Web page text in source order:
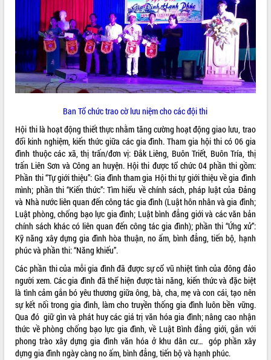
ĐIỂM TIN VĂN BẢN
QUY HOẠCH - KẾ HOẠCH
VIDEO
Không có file video nào để phát.
ALBUM ẢNH
Ban Tổ chức trao cờ lưu niệm cho các đội thi
Hội thi là hoạt động thiết thực nhằm tăng cường hoạt động giao lưu, trao
đổi kinh nghiệm, kiến thức giữa các gia đình. Tham gia hội thi có 06 gia
đình thuộc các xã, thị trấn/đơn vị: Đắk Liêng, Buôn Triết, Buôn Tría, thị
trấn Liên Sơn và Công an huyện. Hội thi được tổ chức 04 phần thi gồm:
Phần thi “Tự giới thiệu”: Gia đình tham gia Hội thi tự giới thiệu về gia đình
mình; phần thi “Kiến thức”: Tìm hiểu về chính sách, pháp luật của Đảng
và Nhà nước liên quan đến công tác gia đình (Luật hôn nhân và gia đình;
Luật phòng, chống bạo lực gia đình; Luật bình đẳng giới và các văn bản
chính sách khác có liên quan đến công tác gia đình); phần thi “Ứng xử”:
Kỹ năng xây dựng gia đình hòa thuận, no ấm, bình đẳng, tiến bộ, hạnh
phúc và phần thi: “Năng khiếu”.
Các phần thi của mỗi gia đình đã được sự cổ vũ nhiệt tình của đông đảo
người xem. Các gia đình đã thể hiện được tài năng, kiến thức và đặc biệt
là tình cảm gắn bó yêu thương giữa ông, bà, cha, mẹ và con cái, tạo nên
sự kết nối trong gia đình, làm cho truyền thống gia đình luôn bền vững.
Qua đó giữ gìn và phát huy các giá trị văn hóa gia đình; nâng cao nhận
thức về phòng chống bạo lực gia đình, về Luật Bình đẳng giới, gắn với
phong trào xây dựng gia đình văn hóa ở khu dân cư… góp phần xây
dựng gia đình ngày càng no ấm, bình đẳng, tiến bộ và hạnh phúc.